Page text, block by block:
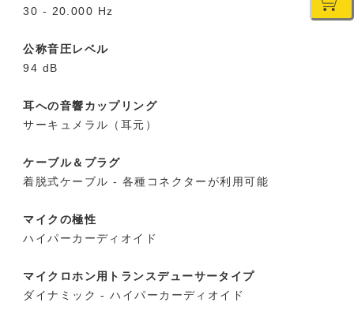
30 - 20.000 Hz
公称音圧レベル
94 dB
耳への音響カップリング
サーキュメラル（耳元）
ケーブル＆プラグ
着脱式ケーブル - 各種コネクターが利用可能
マイクの極性
ハイパーカーディオイド
マイクロホン用トランスデューサータイプ
ダイナミック - ハイパーカーディオイド